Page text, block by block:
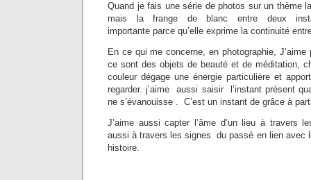
Quand je fais une série de photos sur un thème
mais la frange de blanc entre deux
importante parce qu’elle exprime la continuité
En ce qui me concerne, en photographie,
ce sont des objets de beauté et de méditation,
couleur dégage une énergie particulière et
regarder. j’aime aussi saisir l’instant présent
ne s’évanouisse . C’est un instant de grâce à
J’aime aussi capter l’âme d’un lieu à travers
aussi à travers les signes du passé en lien avec
histoire.